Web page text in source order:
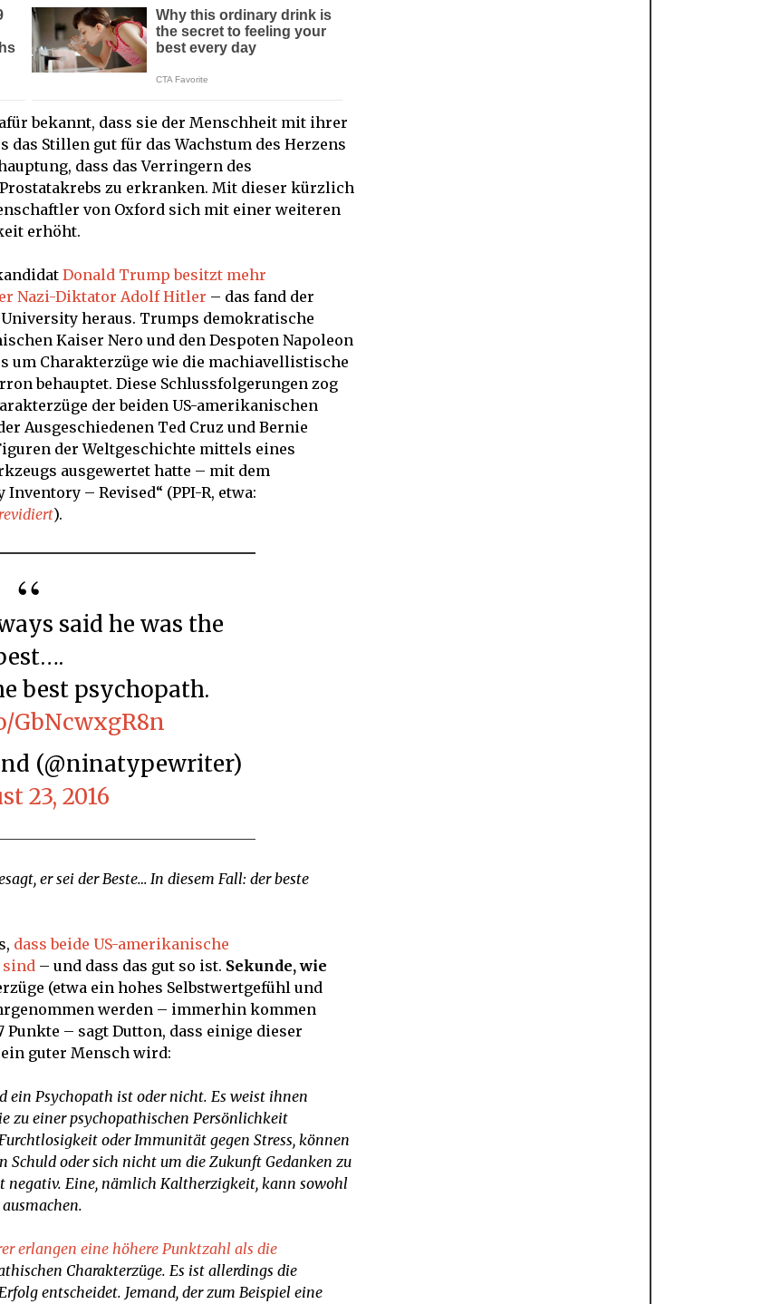
bekannt, dass sie der Menschheit mit ihrer
Stillen gut für das Wachstum des Herzens
dass das Verringern des
zu erkranken. Mit dieser kürzlich
von Oxford sich mit einer weiteren
erhöht.
Donald Trump besitzt mehr
Nazi-Diktator Adolf Hitler – das fand der
heraus. Trumps demokratische
Kaiser Nero und den Despoten Napoleon
um Charakterzüge wie die machiavellistische
behauptet. Diese Schlussfolgerungen zog
der beiden US-amerikanischen
Ausgeschiedenen Ted Cruz und Bernie
der Weltgeschichte mittels eines
ausgewertet hatte – mit dem
– Revised“ (PPI-R, etwa:
).
best psychopath.
GbNcwxgR8n
(@ninatypewriter)
23, 2016
er sei der Beste… In diesem Fall: der beste
dass beide US-amerikanische
sind – und dass das gut so ist. Sekunde, wie
(etwa ein hohes Selbstwertgefühl und
werden – immerhin kommen
Punkte – sagt Dutton, dass einige dieser
guter Mensch wird:
ein Psychopath ist oder nicht. Es weist ihnen
zu einer psychopathischen Persönlichkeit
oder Immunität gegen Stress, können
Schuld oder sich nicht um die Zukunft Gedanken zu
negativ. Eine, nämlich Kaltherzigkeit, kann sowohl
erlangen eine höhere Punktzahl als die
Charakterzüge. Es ist allerdings die
entscheidet. Jemand, der zum Beispiel eine